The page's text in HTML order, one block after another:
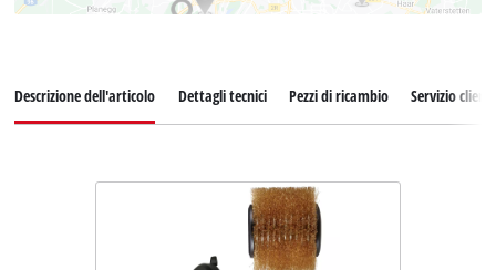
Descrizione dell'articolo Dettagli tecnici Pezzi di ricambio Servizio clienti